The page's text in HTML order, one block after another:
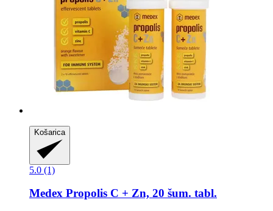
Košarica
5.0 (1)
Medex Propolis C + Zn, 20 šum. tabl.